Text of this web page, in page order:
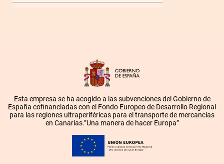
Esta empresa se ha acogido a las subvenciones del Gobierno de
España cofinanciadas con el Fondo Europeo de Desarrollo Regional
para las regiones ultraperiféricas para el transporte de mercancías
en Canarias.”Una manera de hacer Europa”